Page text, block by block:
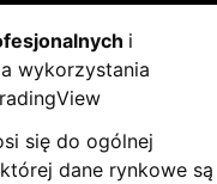
i
wykorzystania
się do ogólnej
dane rynkowe są